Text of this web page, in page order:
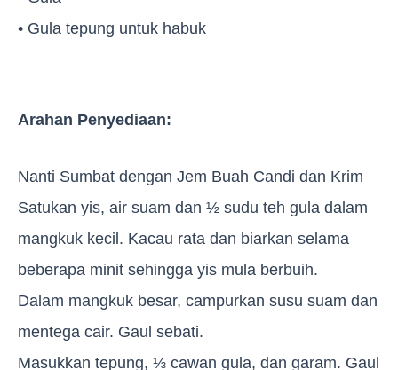
• Gula tepung untuk habuk
Arahan Penyediaan:
Nanti Sumbat dengan Jem Buah Candi dan Krim
Satukan yis, air suam dan ½ sudu teh gula dalam
mangkuk kecil. Kacau rata dan biarkan selama
beberapa minit sehingga yis mula berbuih.
Dalam mangkuk besar, campurkan susu suam dan
mentega cair. Gaul sebati.
Masukkan tepung, ⅓ cawan gula, dan garam. Gaul